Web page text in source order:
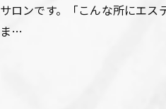
サロンです。「こんな所にエ
ま…